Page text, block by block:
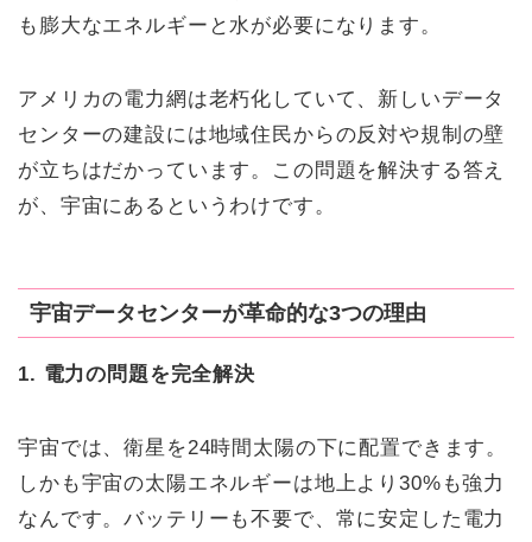
も膨大なエネルギーと水が必要になります。
アメリカの電力網は老朽化していて、新しいデータ
センターの建設には地域住民からの反対や規制の壁
が立ちはだかっています。この問題を解決する答え
が、宇宙にあるというわけです。
宇宙データセンターが革命的な3つの理由
1. 電力の問題を完全解決
宇宙では、衛星を24時間太陽の下に配置できます。
しかも宇宙の太陽エネルギーは地上より30%も強力
なんです。バッテリーも不要で、常に安定した電力